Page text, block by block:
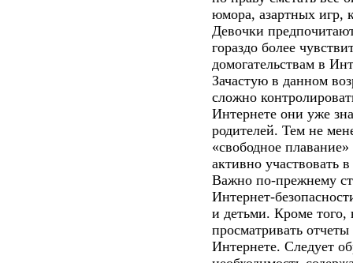
юмора, азартных игр,
Девочки
гораздо более
домогательствам в
Зачастую в данном
сложно
Интернете они уже
родителей. Тем не
«свободное
активно участвовать
Важно по-прежнему
Интернет-
и детьми. Кроме
просматривать
Интернете. Следует